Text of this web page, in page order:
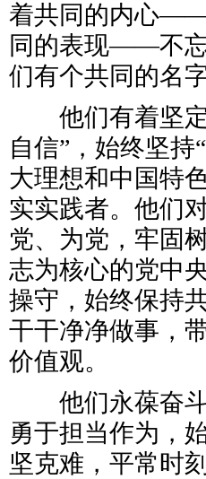
着共同的内心——
同的表现——不忘
们有个共同的名
他们有着坚定
自信”，始终坚
大理想和中国特
实实践者。他们
党、为党，牢固
志为核心的党中
操守，始终保持
干干净净做事，
价值观。
他们永葆奋斗
勇于担当作为，
坚克难，平常时